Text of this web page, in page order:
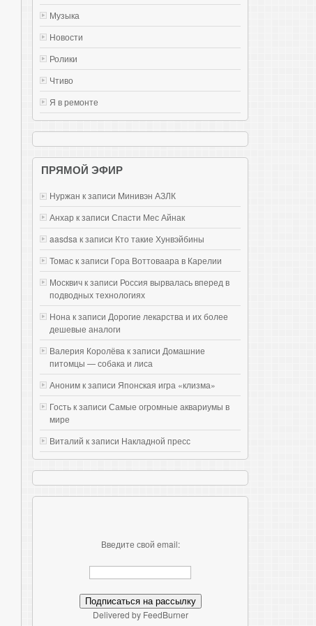
Музыка
Новости
Ролики
Чтиво
Я в ремонте
ПРЯМОЙ ЭФИР
Нуржан к записи Mинивэн АЗЛК
Анхар к записи Спасти Мес Айнак
aasdsa к записи Кто такие Хунвэйбины
Томас к записи Гора Воттоваара в Карелии
Москвич к записи Россия вырвалась вперед в
подводных технологиях
Нона к записи Дорогие лекарства и их более
дешевые аналоги
Валерия Королёва к записи Домашние
питомцы — собака и лиса
Аноним к записи Японская игра «клизма»
Гость к записи Самые огромные аквариумы в
мире
Виталий к записи Накладной пресс
Введите свой email:
Delivered by FeedBurner